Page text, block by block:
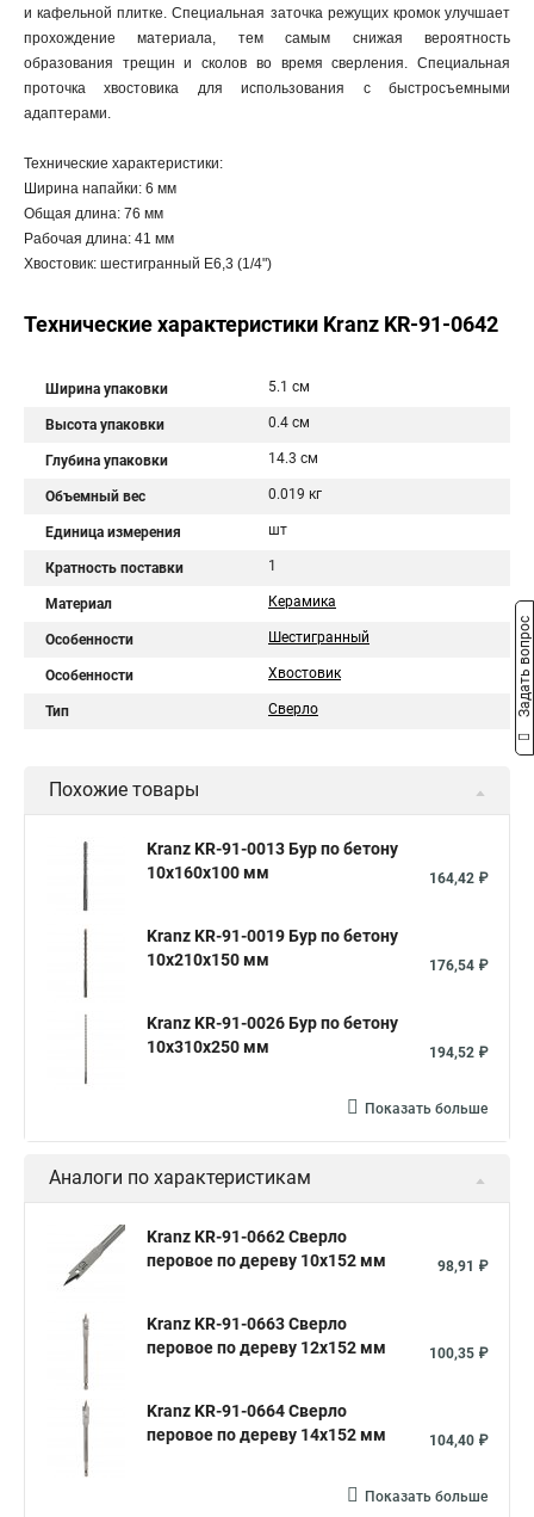
и кафельной плитке. Специальная заточка режущих кромок улучшает
прохождение материала, тем самым снижая вероятность
образования трещин и сколов во время сверления. Специальная
проточка хвостовика для использования с быстросъемными
адаптерами.
Технические характеристики:
Ширина напайки: 6 мм
Общая длина: 76 мм
Рабочая длина: 41 мм
Хвостовик: шестигранный E6,3 (1/4")
Технические характеристики Kranz KR-91-0642
Ширина упаковки 5.1 см
Высота упаковки 0.4 см
Глубина упаковки 14.3 см
Объемный вес 0.019 кг
Единица измерения шт
Кратность поставки 1
Материал Керамика
Особенности Шестигранный
Особенности Хвостовик
Тип Сверло
Похожие товары
Kranz KR-91-0013 Бур по бетону
10x160x100 мм
164,42 ₽
Kranz KR-91-0019 Бур по бетону
10x210x150 мм
176,54 ₽
Kranz KR-91-0026 Бур по бетону
10x310x250 мм
194,52 ₽
Показать больше
Аналоги по характеристикам
Kranz KR-91-0662 Сверло
перовое по дереву 10х152 мм
98,91 ₽
Kranz KR-91-0663 Сверло
перовое по дереву 12х152 мм
100,35 ₽
Kranz KR-91-0664 Сверло
перовое по дереву 14х152 мм
104,40 ₽
Показать больше
Задать вопрос